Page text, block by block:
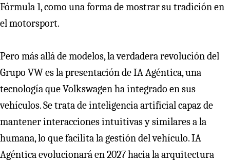
Fórmula 1, como una forma de mostrar su tradición en
el motorsport.
Pero más allá de modelos, la verdadera revolución del
Grupo VW es la presentación de IA Agéntica, una
tecnología que Volkswagen ha integrado en sus
vehículos. Se trata de inteligencia artificial capaz de
mantener interacciones intuitivas y similares a la
humana, lo que facilita la gestión del vehículo. IA
Agéntica evolucionará en 2027 hacia la arquitectura